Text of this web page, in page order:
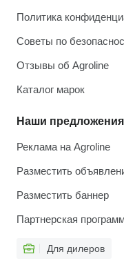
Политика
Советы по
Отзывы об Agroline
Каталог марок
Наши предложения
Реклама на Agroline
Разместить
Разместить баннер
Партнерская
Для дилеров